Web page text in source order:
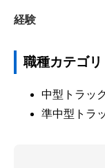
経験
職種カテゴリ
中型トラッ
準中型トラ